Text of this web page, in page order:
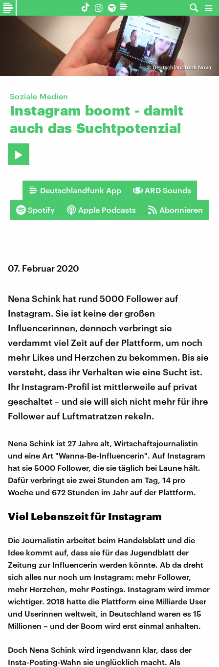
©Deutschlandfunk Nova
Soziale Medien
Instagram boomt - damit
auch das Suchtpotenzial
Deutschlandfunk App ARD Sounds
Spotify Apple Podcasts Abonnieren
07. Februar 2020
Nena Schink hat rund 5000 Follower auf
Instagram. Sie ist keine der großen
Influencerinnen, dennoch verbringt sie
verdammt viel Zeit auf der Plattform, um noch
mehr Likes und Herzchen zu bekommen. Bis sie
versteht, dass ihr Verhalten wie eine Sucht ist.
Ihr Instagram-Profil ist mittlerweile auf privat
geschaltet – und sie will sich nicht mehr für ihre
Follower auf Luftmatratzen rekeln.
Nena Schink ist 27 Jahre alt, Wirtschaftsjournalistin
und eine Art "Wanna-Be-Influencerin". Auf Instagram
hat sie 5000 Follower, die sie täglich bei Laune hält.
Dafür verbringt sie zwei Stunden am Tag, 14 pro
Woche und 672 Stunden im Jahr auf der Plattform.
Viel Lebenszeit für Instagram
Die Journalistin arbeitet beim Handelsblatt und die
Idee kommt auf, dass sie für das Jugendblatt der
Zeitung zur Influencerin werden könnte. Ab da dreht
sich alles nur noch um Instagram: mehr Follower,
mehr Herzchen, mehr Postings. Instagram wird immer
wichtiger. 2018 hatte die Plattform eine Milliarde User
und Userinnen weltweit, in Deutschland waren es 15
Millionen – und der Boom wird erst einmal anhalten.
Doch Nena Schink wird irgendwann klar, dass der
Insta-Posting-Wahn sie unglücklich macht. Als